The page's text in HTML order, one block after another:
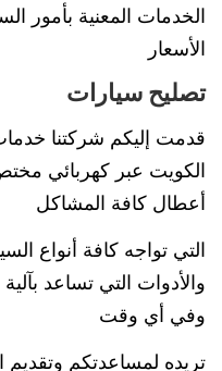
الخدمات المعنية بأمور
الأسعار
تصليح سيارات
قدمت إليكم شركتنا
الكويت عبر كهربائي
أعطال كافة المشاكل
التي تواجه كافة أنواع
والأدوات التي تساعد
وفي أي وقت
تريده لمساعدتكم وتقديم